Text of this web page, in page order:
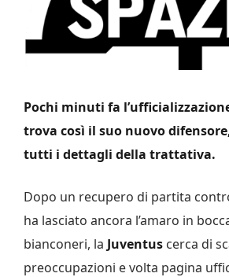
Pochi minuti fa
trova così il suo nuovo
tutti i dettagli della trattativa.
Dopo un recupero di partita
ha lasciato ancora l’amaro in
bianconeri, la Juventus cerca di
preoccupazioni e volta pagina